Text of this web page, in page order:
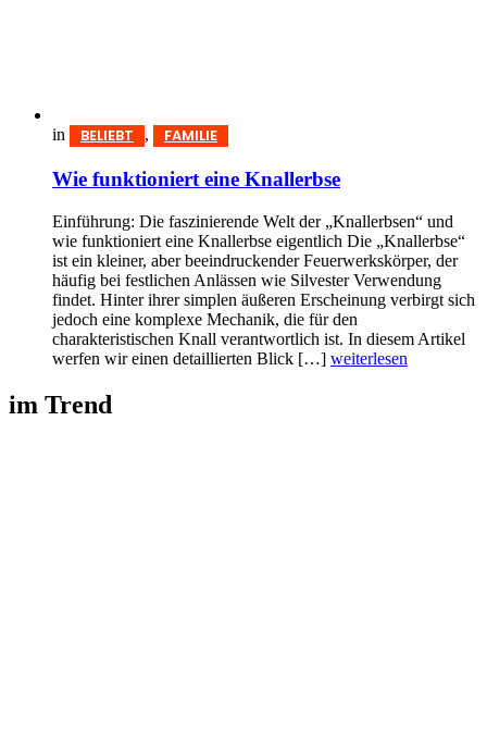
in BELIEBT , FAMILIE
Wie funktioniert eine Knallerbse
Einführung: Die faszinierende Welt der „Knallerbsen“ und
wie funktioniert eine Knallerbse eigentlich Die „Knallerbse“
ist ein kleiner, aber beeindruckender Feuerwerkskörper, der
häufig bei festlichen Anlässen wie Silvester Verwendung
findet. Hinter ihrer simplen äußeren Erscheinung verbirgt sich
jedoch eine komplexe Mechanik, die für den
charakteristischen Knall verantwortlich ist. In diesem Artikel
werfen wir einen detaillierten Blick […] weiterlesen
im Trend